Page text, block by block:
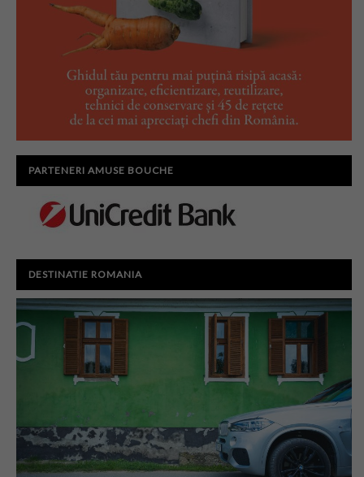
PARTENERI AMUSE BOUCHE
DESTINATIE ROMANIA